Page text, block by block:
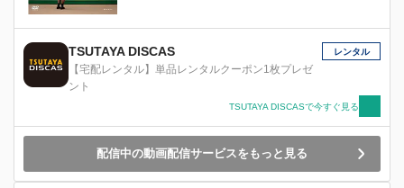
TSUTAYA DISCAS
【宅配レンタル】単品レンタルクーポン1枚プレゼ
ント
レンタル
TSUTAYA DISCASで今すぐ見る
配信中の動画配信サービスをもっと見る